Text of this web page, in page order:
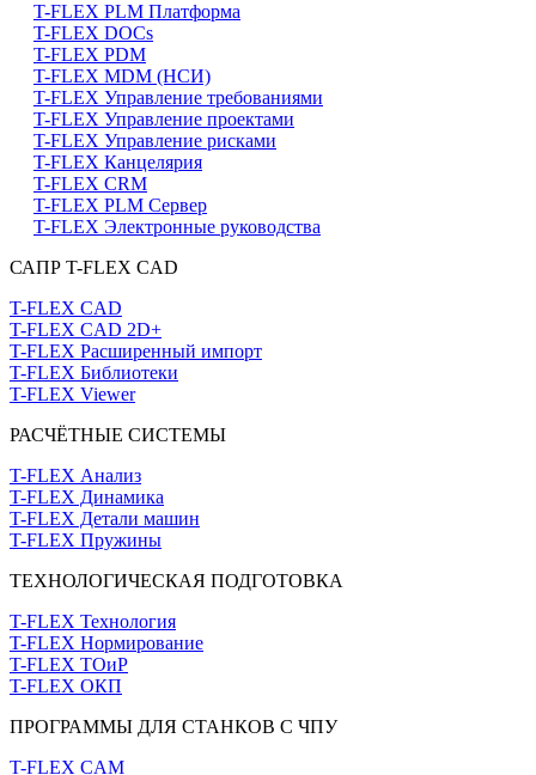
T-FLEX PLM Платформа
T-FLEX DOCs
T-FLEX PDM
T-FLEX MDM (НСИ)
T-FLEX Управление требованиями
T-FLEX Управление проектами
T-FLEX Управление рисками
T-FLEX Канцелярия
T-FLEX CRM
T-FLEX PLM Сервер
T-FLEX Электронные руководства
САПР T-FLEX CAD
T-FLEX CAD
T-FLEX CAD 2D+
T-FLEX Расширенный импорт
T-FLEX Библиотеки
T-FLEX Viewer
РАСЧЁТНЫЕ СИСТЕМЫ
T-FLEX Анализ
T-FLEX Динамика
T-FLEX Детали машин
T-FLEX Пружины
ТЕХНОЛОГИЧЕСКАЯ ПОДГОТОВКА
T-FLEX Технология
T-FLEX Нормирование
T-FLEX ТОиР
T-FLEX ОКП
ПРОГРАММЫ ДЛЯ СТАНКОВ С ЧПУ
T-FLEX CAM